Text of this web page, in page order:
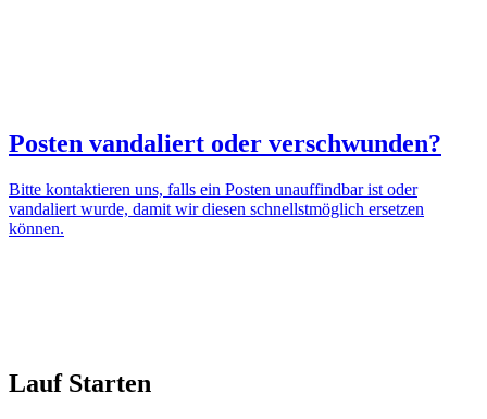
Posten vandaliert oder verschwunden?
Bitte kontaktieren uns, falls ein Posten unauffindbar ist oder
vandaliert wurde, damit wir diesen schnellstmöglich ersetzen
können.
Lauf Starten